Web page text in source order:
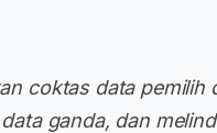
coktas data
ganda, dan